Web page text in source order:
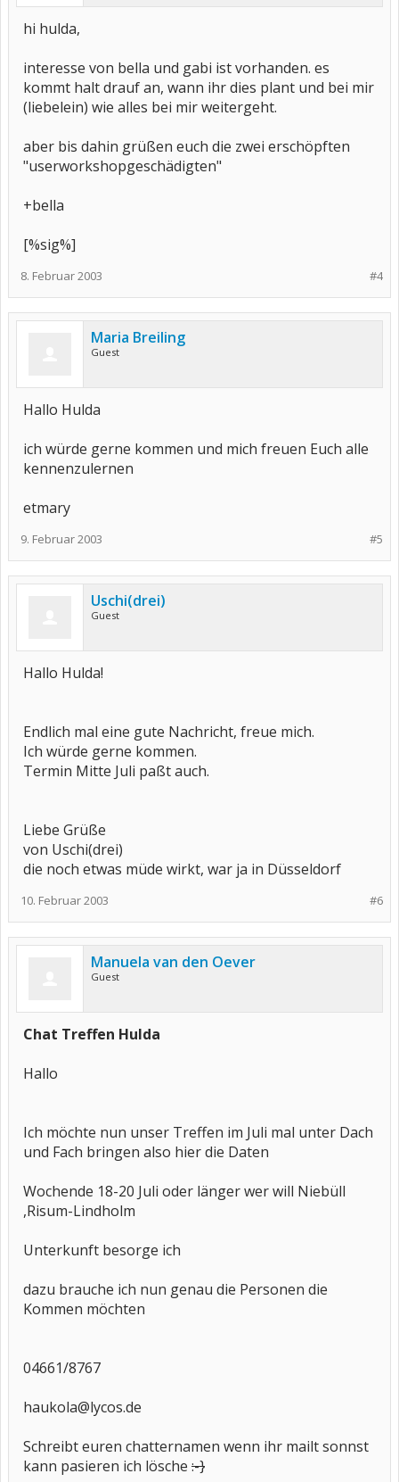
hi hulda,
interesse von bella und gabi ist vorhanden. es
kommt halt drauf an, wann ihr dies plant und bei mir
(liebelein) wie alles bei mir weitergeht.
aber bis dahin grüßen euch die zwei erschöpften
"userworkshopgeschädigten"
+bella
[%sig%]
#4
8. Februar 2003
Maria Breiling
Guest
Hallo Hulda
ich würde gerne kommen und mich freuen Euch alle
kennenzulernen
etmary
#5
9. Februar 2003
Uschi(drei)
Guest
Hallo Hulda!
Endlich mal eine gute Nachricht, freue mich.
Ich würde gerne kommen.
Termin Mitte Juli paßt auch.
Liebe Grüße
von Uschi(drei)
die noch etwas müde wirkt, war ja in Düsseldorf
#6
10. Februar 2003
Manuela van den Oever
Guest
Chat Treffen Hulda
Hallo
Ich möchte nun unser Treffen im Juli mal unter Dach
und Fach bringen also hier die Daten
Wochende 18-20 Juli oder länger wer will Niebüll
,Risum-Lindholm
Unterkunft besorge ich
dazu brauche ich nun genau die Personen die
Kommen möchten
04661/8767
haukola@lycos.de
Schreibt euren chatternamen wenn ihr mailt sonnst
kann pasieren ich lösche :-}